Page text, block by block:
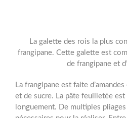
La galette des rois la plus
frangipane. Cette galette est
de frangipane et
La frangipane est faite
et de sucre. La pâte feuilletée
longuement. De multiples